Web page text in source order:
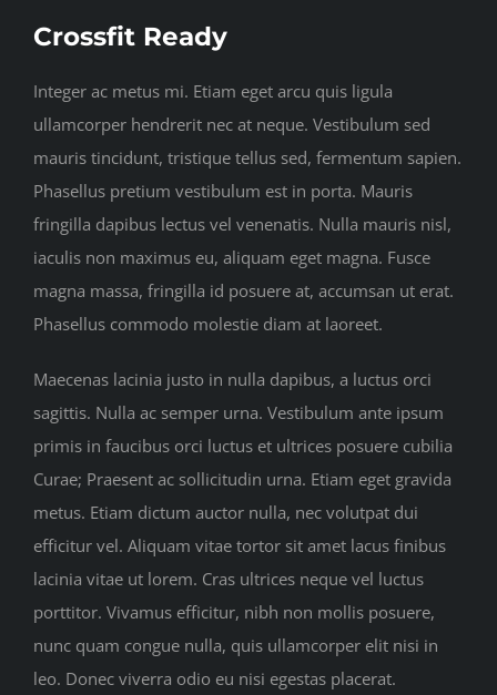
Crossfit Ready
Integer ac metus mi. Etiam eget arcu quis ligula
ullamcorper hendrerit nec at neque. Vestibulum sed
mauris tincidunt, tristique tellus sed, fermentum sapien.
Phasellus pretium vestibulum est in porta. Mauris
fringilla dapibus lectus vel venenatis. Nulla mauris nisl,
iaculis non maximus eu, aliquam eget magna. Fusce
magna massa, fringilla id posuere at, accumsan ut erat.
Phasellus commodo molestie diam at laoreet.
Maecenas lacinia justo in nulla dapibus, a luctus orci
sagittis. Nulla ac semper urna. Vestibulum ante ipsum
primis in faucibus orci luctus et ultrices posuere cubilia
Curae; Praesent ac sollicitudin urna. Etiam eget gravida
metus. Etiam dictum auctor nulla, nec volutpat dui
efficitur vel. Aliquam vitae tortor sit amet lacus finibus
lacinia vitae ut lorem. Cras ultrices neque vel luctus
porttitor. Vivamus efficitur, nibh non mollis posuere,
nunc quam congue nulla, quis ullamcorper elit nisi in
leo. Donec viverra odio eu nisi egestas placerat.